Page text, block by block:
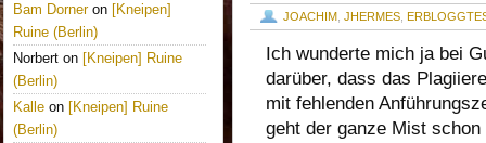
JOACHIM ,JHERMES ,
Ich wunderte mich ja bei
darüber, dass das
mit fehlenden
geht der ganze Mist
Bam Dorneron [Kneipen]
Ruine (Berlin)
Norbert on [Kneipen] Ruine
(Berlin)
Kalle on [Kneipen] Ruine
(Berlin)